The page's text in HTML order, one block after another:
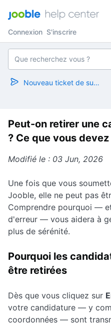
Connexion S'inscrire
Nouveau ticket de support
Peut-on retirer une
? Ce que vous
Modifié le : 03 Jun, 2026
Une fois que vous
Jooble, elle ne peut pas
Comprendre pourquoi —
d'erreur — vous aidera à
plus de sérénité.
Pourquoi les
être retirées
Dès que vous cliquez sur
votre candidature — y
coordonnées — sont